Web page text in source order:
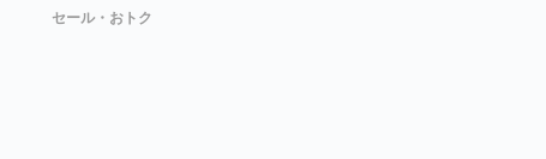
セール・おトク